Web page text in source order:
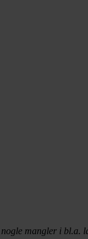
nogle mangler i bl.a.